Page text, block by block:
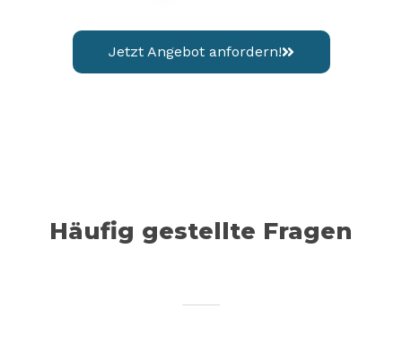
Jetzt Angebot anfordern!
Häufig gestellte Fragen